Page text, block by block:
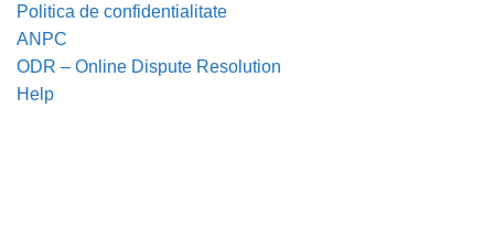
Politica de confidentialitate
ANPC
ODR – Online Dispute Resolution
Help